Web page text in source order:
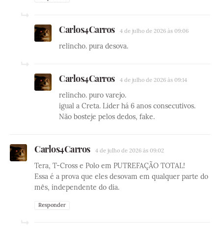
Carlos4Carros 4 de julho de 2026 às 09:06
relincho. pura desova.
Carlos4Carros 4 de julho de 2026 às 09:14
relincho. puro varejo.
igual a Creta. Lider há 6 anos consecutivos.
Não bosteje pelos dedos, fake.
Carlos4Carros 4 de julho de 2026 às 09:02
Tera, T-Cross e Polo em PUTREFAÇÃO TOTAL!
Essa é a prova que eles desovam em qualquer parte do
mês, independente do dia.
Responder